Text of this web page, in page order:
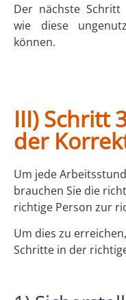
Der nächste Schritt
wie diese
können.
III) Schritt
der
Um jede
brauchen Sie die
richtige Person zur
Um dies zu
Schritte in der